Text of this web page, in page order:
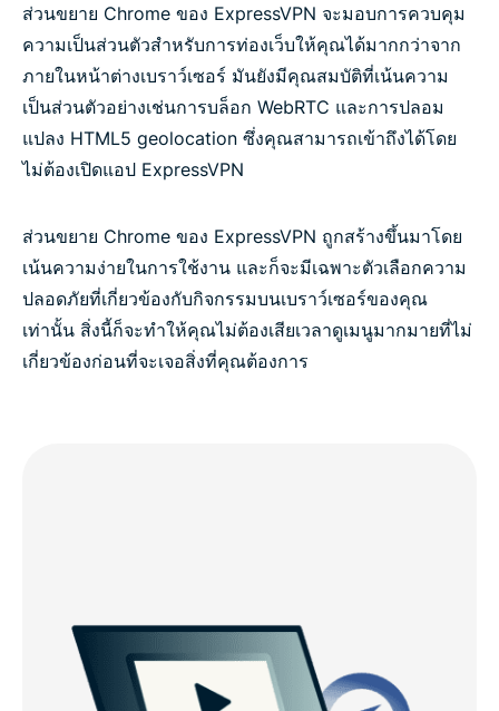
ส่วนขยาย Chrome ของ ExpressVPN จะมอบการควบคุม
ความเป็นส่วนตัวสำหรับการท่องเว็บให้คุณได้มากกว่าจาก
ภายในหน้าต่างเบราว์เซอร์ มันยังมีคุณสมบัติที่เน้นความ
เป็นส่วนตัวอย่างเช่นการบล็อก WebRTC และการปลอม
แปลง HTML5 geolocation ซึ่งคุณสามารถเข้าถึงได้โดย
ไม่ต้องเปิดแอป ExpressVPN
ส่วนขยาย Chrome ของ ExpressVPN ถูกสร้างขึ้นมาโดย
เน้นความง่ายในการใช้งาน และก็จะมีเฉพาะตัวเลือกความ
ปลอดภัยที่เกี่ยวข้องกับกิจกรรมบนเบราว์เซอร์ของคุณ
เท่านั้น สิ่งนี้ก็จะทำให้คุณไม่ต้องเสียเวลาดูเมนูมากมายที่ไม่
เกี่ยวข้องก่อนที่จะเจอสิ่งที่คุณต้องการ